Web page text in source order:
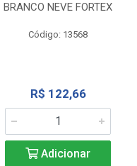
BRANCO NEVE FORTEX
Código: 13568
R$ 122,66
Adicionar